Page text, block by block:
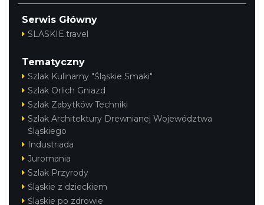
Serwis Główny
SLASKIE.travel
Tematyczny
Szlak Kulinarny "Śląskie Smaki"
Szlak Orlich Gniazd
Szlak Zabytków Techniki
Szlak Architektury Drewnianej Województwa
Śląskiego
Industriada
Juromania
Szlak Przyrody
Śląskie z dzieckiem
Śląskie po zdrowie